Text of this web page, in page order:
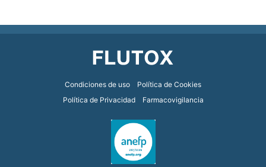
FooterCondiciones de uso
Política de Cookies
Política de Privacidad
Farmacovigilancia